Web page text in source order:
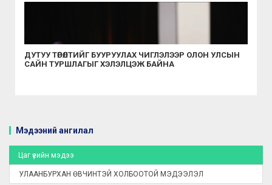
ДУТУУ ТӨРӨЛТИЙГ БУУРУУЛАХ ЧИГЛЭЛЭЭР ОЛОН УЛСЫН
САЙН ТУРШЛАГЫГ ХЭЛЭЛЦЭЖ БАЙНА
Мэдээний ангилал
Цаг үеийн мэдээ
УЛААНБУРХАН ӨВЧИНТЭЙ ХОЛБООТОЙ МЭДЭЭЛЭЛ